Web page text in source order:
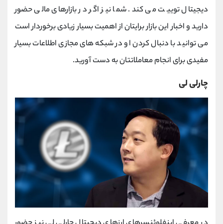
دیجیتال توییت می ‌کند. شما نیز اگر در بازارهای مالی حضور
دارید و اخبار این بازار برایتان از اهمیت بسیار زیادی برخوردار است
می توانید با دنبال کردن او در شبکه های مجازی اطلاعات بسیار
مفیدی برای انجام معاملاتتان به دست آورید.
چارلی لی